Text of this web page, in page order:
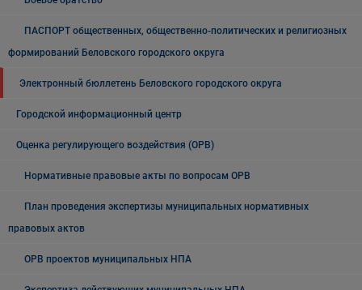
ПАСПОРТ общественных, общественно-политических и религиозных
формирований Беловского городского округа
Электронный бюллетень Беловского городского округа
Городской информационный центр
Оценка регулирующего воздействия (ОРВ)
Нормативные правовые акты по вопросам ОРВ
План проведения экспертизы муниципальных нормативных
правовых актов
ОРВ проектов муниципальных НПА